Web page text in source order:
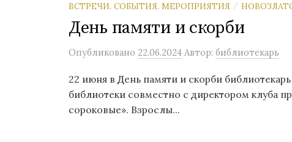
ВСТРЕЧИ. СОБЫТИЯ. МЕРОПРИЯТИЯ /
День памяти и скорби
Опубликовано 22.06.2024 Автор: библиотекарь
22 июня в День памяти и скорби
библиотеки совместно с директором клуба
сороковые». Взрослы...